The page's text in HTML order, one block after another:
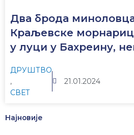
Два брода
Краљевске
у луци у Бахреину,
ДРУШТВО
,
СВЕТ
21.01.2024
Најновије